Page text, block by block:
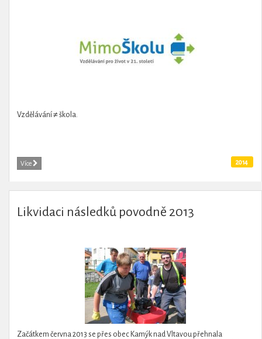
Vzdělávání ≠ škola.
Více 2014
Likvidaci následků povodně 2013
Začátkem června 2013 se přes obec Kamýk nad Vltavou přehnala